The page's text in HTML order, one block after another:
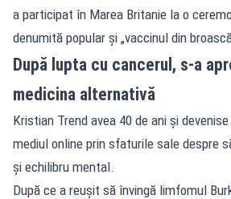
a participat în Marea Britanie la o
denumită popular și „vaccinul din
După lupta cu cancerul, s-a
medicina alternativă
Kristian Trend avea 40 de ani și
mediul online prin sfaturile sale despre
și echilibru mental.
După ce a reușit să învingă limfomul